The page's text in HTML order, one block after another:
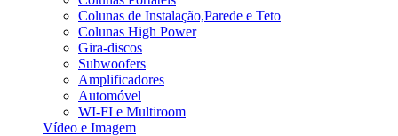
Colunas de Instalação,Parede e Teto
Colunas High Power
Gira-discos
Subwoofers
Amplificadores
Automóvel
WI-FI e Multiroom
Vídeo e Imagem